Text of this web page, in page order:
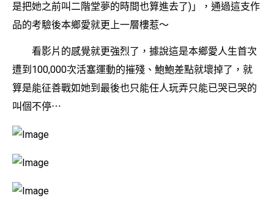
是把她之前叫二階堂夢的時間也算進去了)」，通過這支作
品的考驗後本鄉愛就更上一層樓惹〜
看影片的感覺就更強烈了，據說這是本鄉愛人生首次
遭到100,000次活塞運動的摧殘、鮑鮑差點就壞掉了，就
算是能征善戰如她到最後也只能任人玩弄只能已哭已哭的
叫個不停⋯